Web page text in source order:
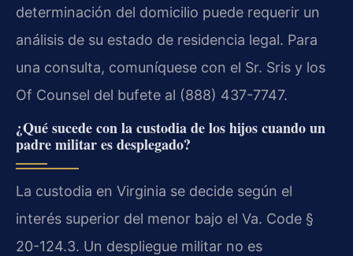
determinación del domicilio puede requerir un
análisis de su estado de residencia legal. Para
una consulta, comuníquese con el Sr. Sris y los
Of Counsel del bufete al (888) 437-7747.
¿Qué sucede con la custodia de los hijos cuando un
padre militar es desplegado?
La custodia en Virginia se decide según el
interés superior del menor bajo el Va. Code §
20-124.3. Un despliegue militar no es